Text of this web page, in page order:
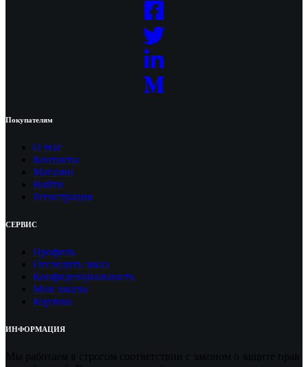
Покупателям
О Нас
Контакты
Магазин
Войти
Регистрация
СЕРВИС
Профиль
Отследить заказ
Конфиденциальность
Мои заказы
Корзина
ИНФОРМАЦИЯ
Мы работаем в строгом соответствии с законом о защите прав